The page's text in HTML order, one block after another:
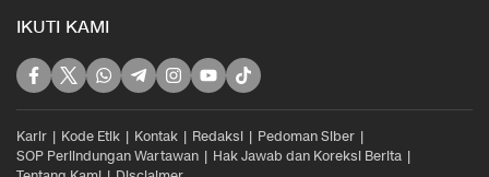
IKUTI KAMI
Karir Kode Etik Kontak Redaksi
Pedoman Siber
SOP Perlindungan Wartawan
Hak Jawab dan Koreksi Berita